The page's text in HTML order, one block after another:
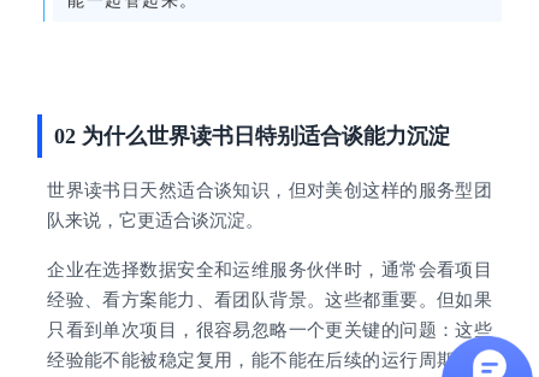
02 为什么世界读书日特别适合谈能力沉淀
世界读书日天然适合谈知识，但对美创这样的服务型团
队来说，它更适合谈沉淀。
企业在选择数据安全和运维服务伙伴时，通常会看项目
经验、看方案能力、看团队背景。这些都重要。但如果
只看到单次项目，很容易忽略一个更关键的问题：这些
经验能不能被稳定复用，能不能在后续的运行周期里继